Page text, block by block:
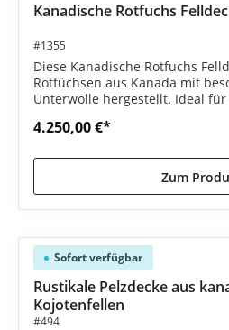
Kanadische Rotfuchs
#1355
Diese Kanadische Rotfuchs
Rotfüchsen aus Kanada mit
Unterwolle hergestellt. Ideal für
4.250,00 €*
Zum
Sofort verfügbar
Rustikale Pelzdecke aus
Kojotenfellen
#494